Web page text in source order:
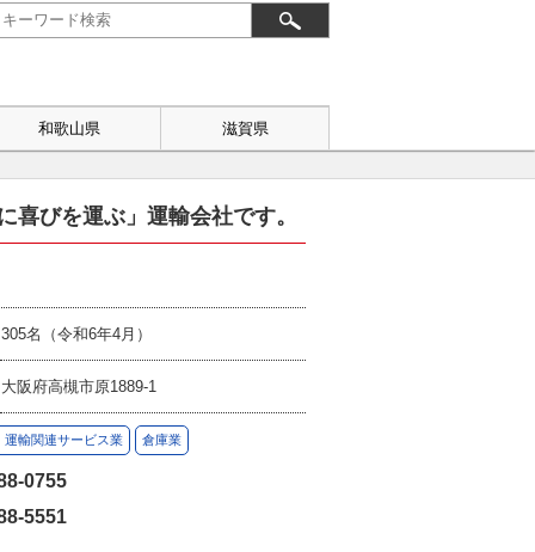
和歌山県 滋賀県
びを運ぶ」運輸会社です。
305名（令和6年4月）
大阪府高槻市原1889-1
運輸関連サービス業 倉庫業
0755
5551